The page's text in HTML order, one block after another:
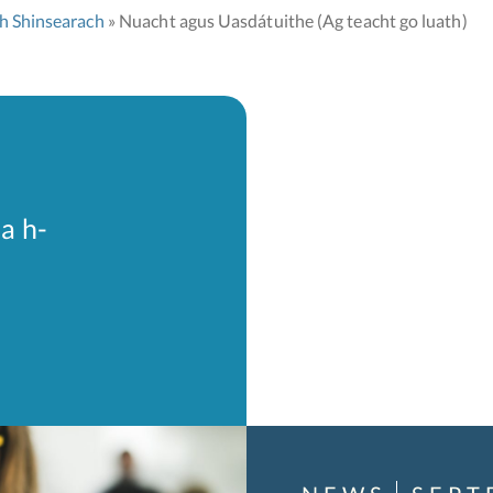
Shinsearach Nuacht agus Uasdátuithe (Ag teacht go luath)
h-